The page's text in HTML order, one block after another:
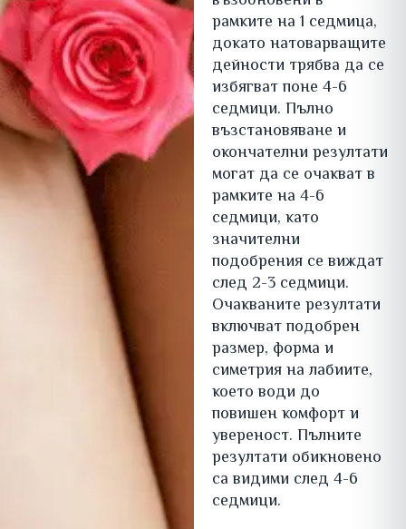
рамките на 1 седмица,
докато натоварващите
дейности трябва да се
избягват поне 4-6
седмици. Пълно
възстановяване и
окончателни резултати
могат да се очакват в
рамките на 4-6
седмици, като
значителни
подобрения се виждат
след 2-3 седмици.
Очакваните резултати
включват подобрен
размер, форма и
симетрия на лабиите,
което води до
повишен комфорт и
увереност. Пълните
резултати обикновено
са видими след 4-6
седмици.